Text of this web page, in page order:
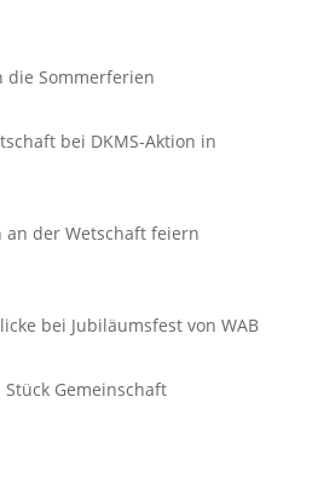
die Sommerferien
bei DKMS-Aktion in
an der Wetschaft feiern
bei Jubiläumsfest von WAB
Gemeinschaft